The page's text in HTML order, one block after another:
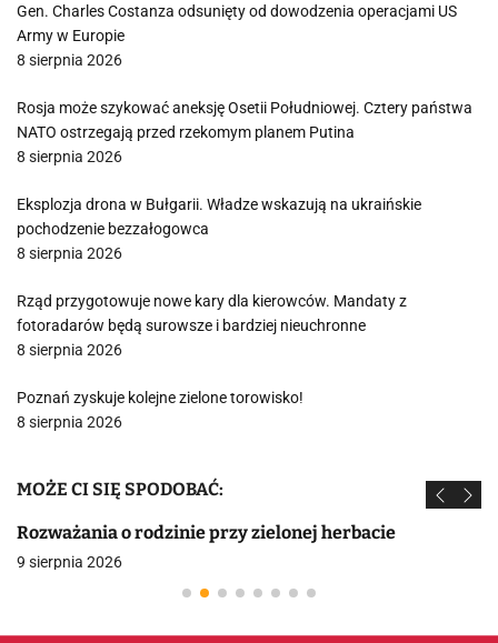
Gen. Charles Costanza odsunięty od dowodzenia operacjami US
Army w Europie
8 sierpnia 2026
Rosja może szykować aneksję Osetii Południowej. Cztery państwa
NATO ostrzegają przed rzekomym planem Putina
8 sierpnia 2026
Eksplozja drona w Bułgarii. Władze wskazują na ukraińskie
pochodzenie bezzałogowca
8 sierpnia 2026
Rząd przygotowuje nowe kary dla kierowców. Mandaty z
fotoradarów będą surowsze i bardziej nieuchronne
8 sierpnia 2026
Poznań zyskuje kolejne zielone torowisko!
8 sierpnia 2026
MOŻE CI SIĘ SPODOBAĆ:
Rozważania o rodzinie przy zielonej herbacie
9 sierpnia 2026